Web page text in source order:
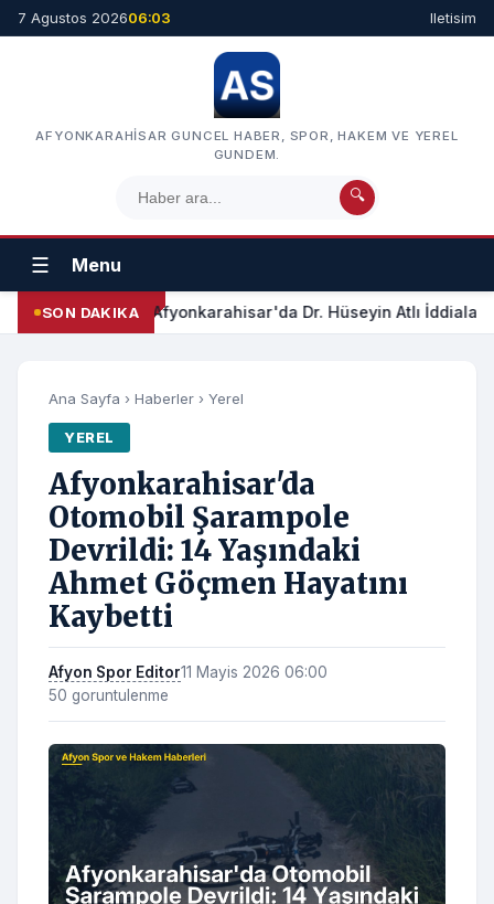
7 Agustos 202606:03 Iletisim
AFYONKARAHISAR GUNCEL HABER, SPOR, HAKEM VE YEREL
GUNDEM.
🔍
☰ Menu
SON DAKIKA Afyonkarahisar'da Dr. Hüseyin Atlı
Ana Sayfa › Haberler › Yerel
YEREL
Afyonkarahisar'da
Otomobil Şarampole
Devrildi: 14 Yaşındaki
Ahmet Göçmen Hayatını
Kaybetti
Afyon Spor Editor11 Mayis 2026 06:00
50 goruntulenme